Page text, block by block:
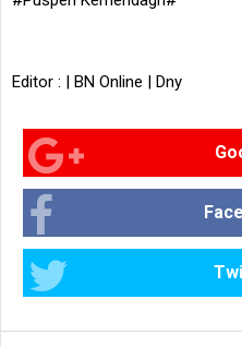
Editor : | BN Online | Dny